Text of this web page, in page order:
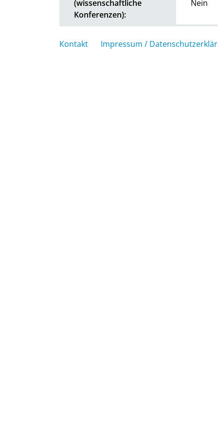
(wissenschaftliche
Konferenzen):
Nein
Kontakt Impressum /